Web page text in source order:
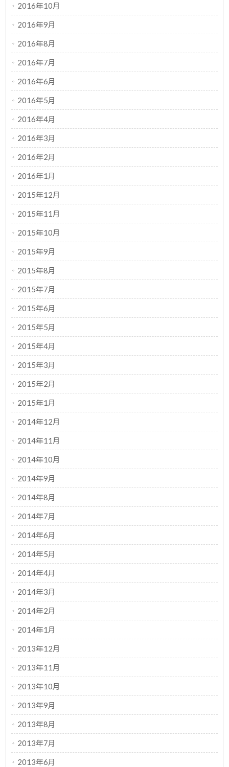
2016年10月
2016年9月
2016年8月
2016年7月
2016年6月
2016年5月
2016年4月
2016年3月
2016年2月
2016年1月
2015年12月
2015年11月
2015年10月
2015年9月
2015年8月
2015年7月
2015年6月
2015年5月
2015年4月
2015年3月
2015年2月
2015年1月
2014年12月
2014年11月
2014年10月
2014年9月
2014年8月
2014年7月
2014年6月
2014年5月
2014年4月
2014年3月
2014年2月
2014年1月
2013年12月
2013年11月
2013年10月
2013年9月
2013年8月
2013年7月
2013年6月